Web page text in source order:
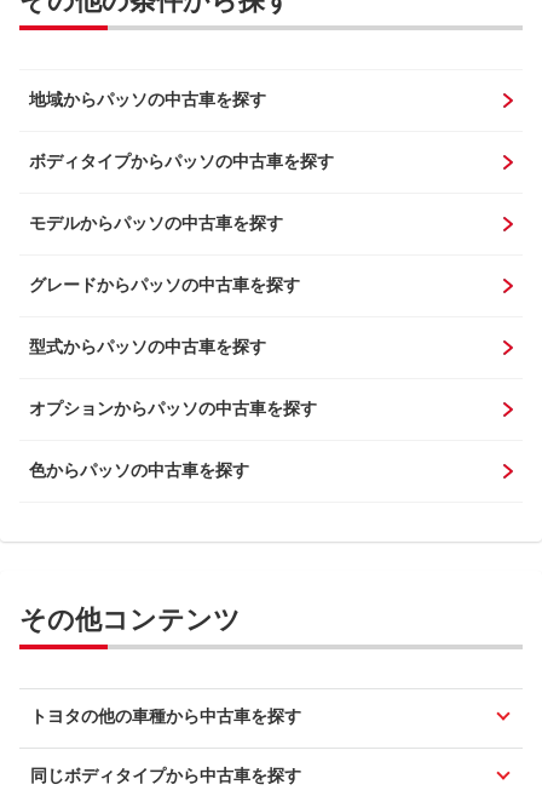
地域からパッソの中古車を探す
ボディタイプからパッソの中古車を探す
モデルからパッソの中古車を探す
グレードからパッソの中古車を探す
型式からパッソの中古車を探す
オプションからパッソの中古車を探す
色からパッソの中古車を探す
その他コンテンツ
トヨタの他の車種から中古車を探す
同じボディタイプから中古車を探す